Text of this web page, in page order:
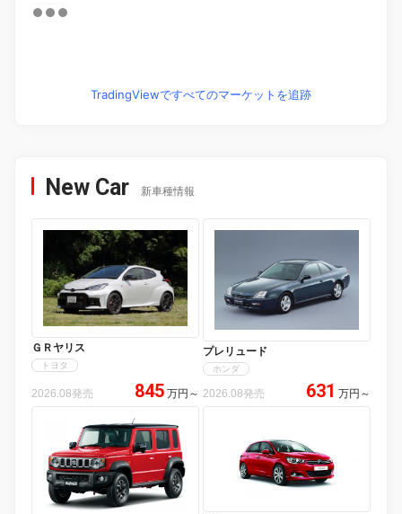
TradingViewですべてのマーケットを追跡
New Car 新車種情報
ＧＲヤリス
トヨタ
2026.08発売 845 万円 ～
プレリュード
ホンダ
2026.08発売 631 万円 ～